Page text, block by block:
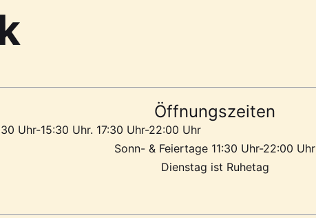
Öffnungszeiten
Uhr-15:30 Uhr. 17:30 Uhr-22:00 Uhr
Sonn- & Feiertage 11:30 Uhr-22:00 Uhr
Dienstag ist Ruhetag